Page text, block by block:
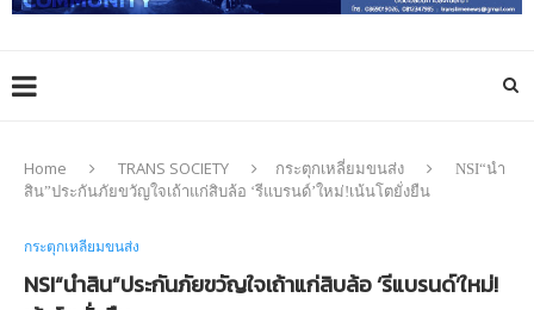
Home TRANS SOCIETY กระตุกเหลี่ยมขนส่ง
NSI“นำ
สิน”ประกันภัยขวัญใจเถ้าแก่สิบล้อ ‘รีแบรนด์’ใหม่!เน้นโตยั่งยืน
กระตุกเหลี่ยมขนส่ง
NSI“นำสิน”ประกันภัยขวัญใจเถ้าแก่สิบล้อ ‘รีแบรนด์’ใหม่!